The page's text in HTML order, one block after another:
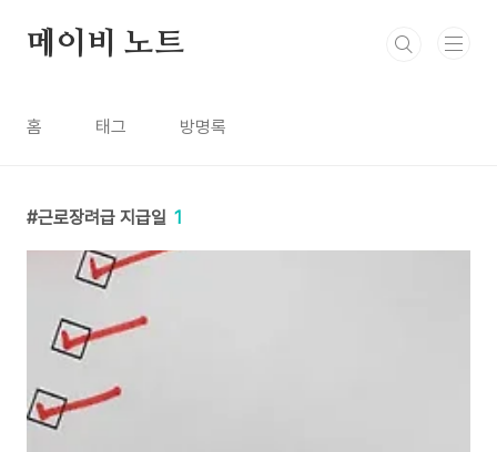
메이비 노트
홈 태그 방명록
근로장려급 지급일 1